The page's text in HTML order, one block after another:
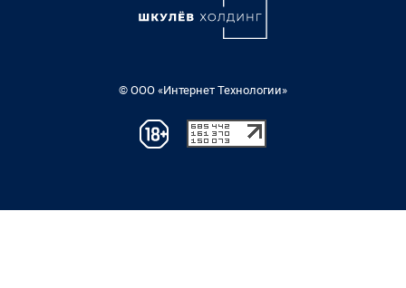
© ООО «Интернет Технологии»